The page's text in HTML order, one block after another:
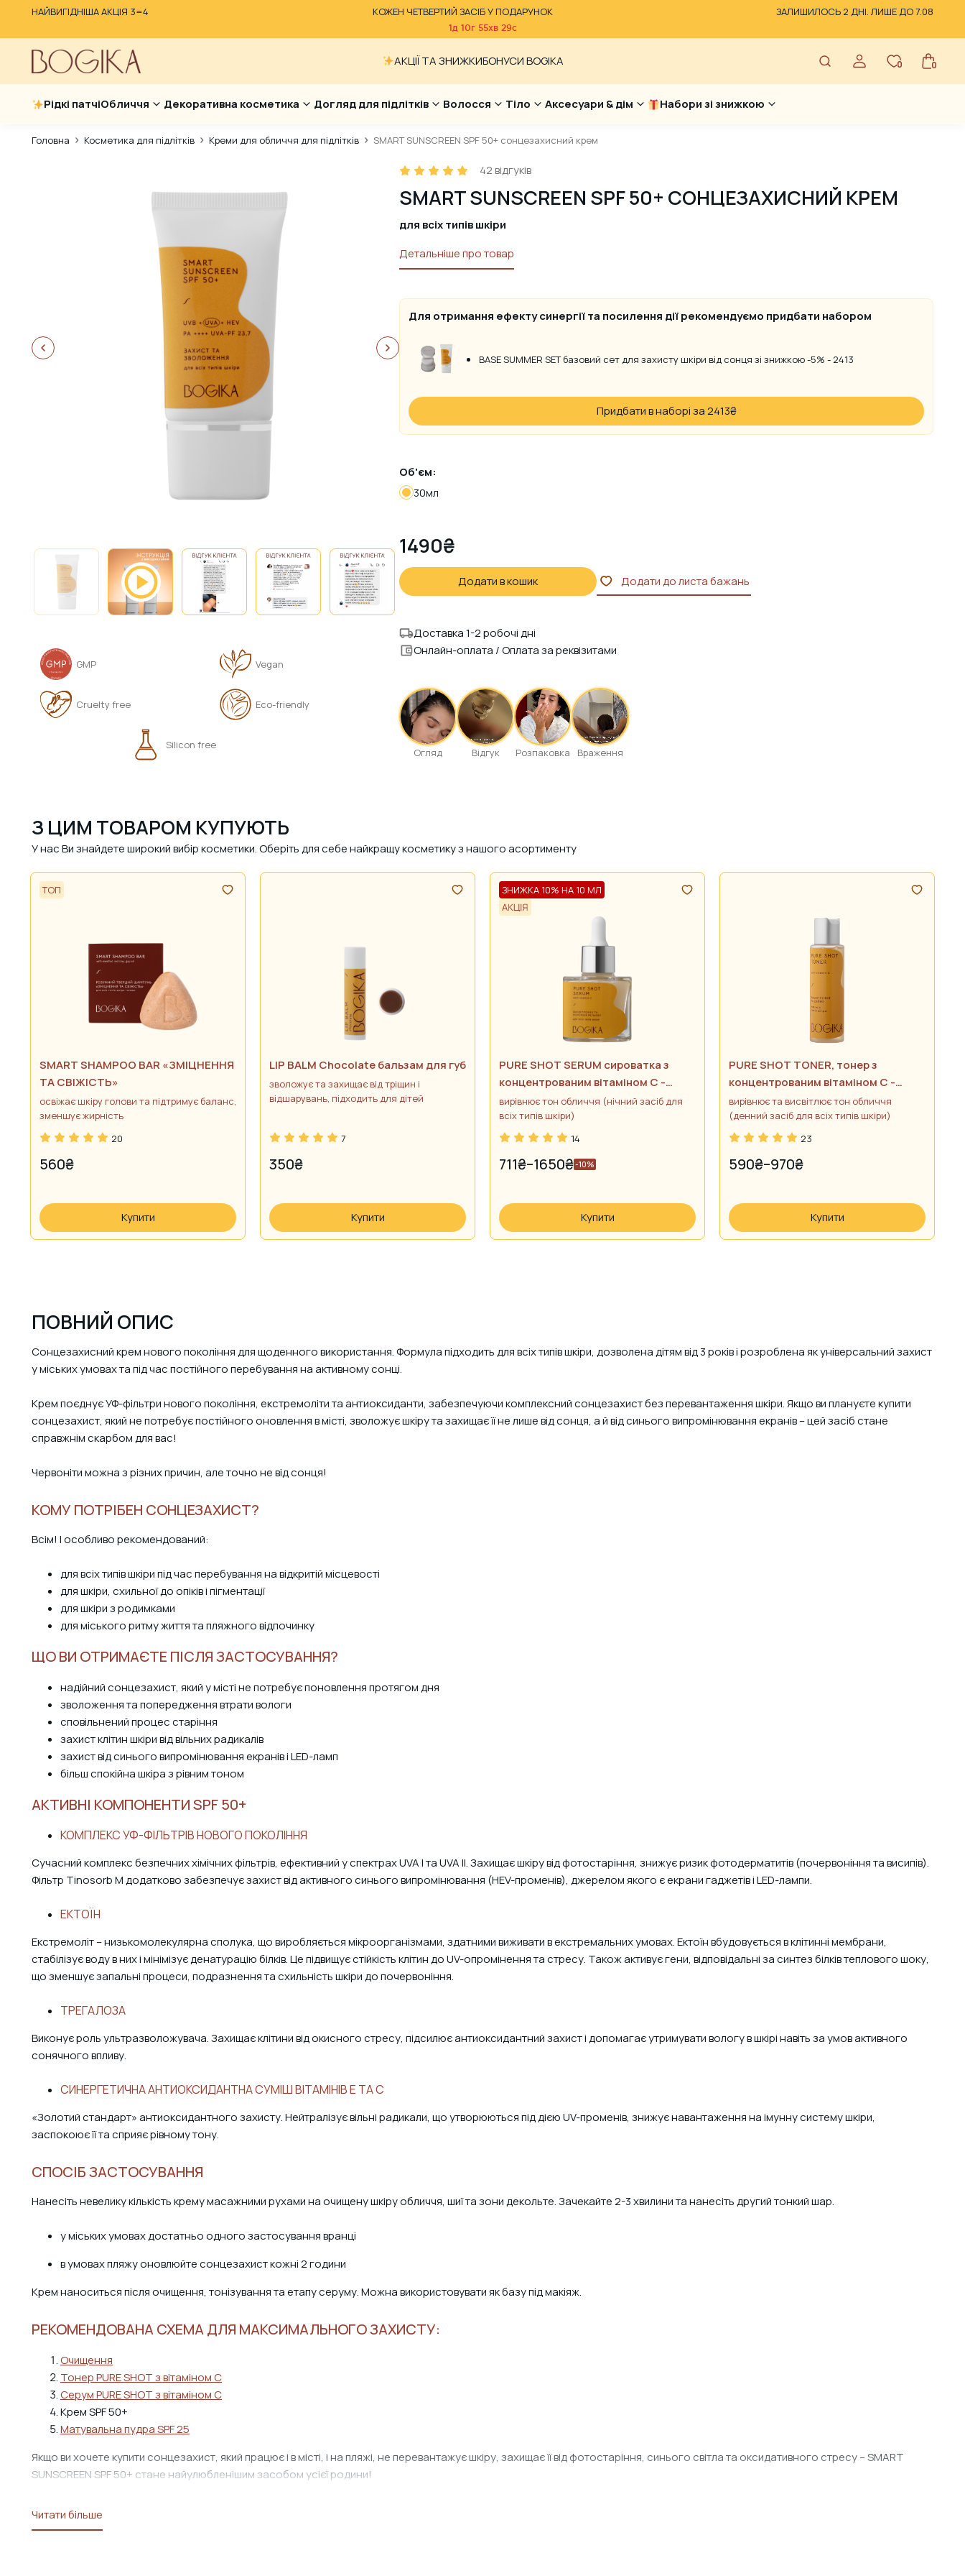
НАЙВИГІДНІША АКЦІЯ 3=4 КОЖЕН ЧЕТВЕРТИЙ ЗАСІБ У ПОДАРУНОК ЗАЛИШИЛОСЬ 2 ДНІ. ЛИШЕ ДО 7.08
1д 10г 55хв 28с
АКЦІЇ ТА ЗНИЖКИБОНУСИ BOGIKA 0 0
Рідкі патчіОбличчя Декоративна косметика Догляд для підлітків Волосся Тіло Аксесуари & дім Набори зі знижкою
Головна Косметика для підлітків Креми для обличчя для підлітків SMART SUNSCREEN SPF 50+ сонцезахисний крем
GMP Vegan
Cruelty free Eco-friendly
Silicon free
42відгуків
SMART SUNSCREEN SPF 50+ СОНЦЕЗАХИСНИЙ КРЕМ
для всіх типів шкіри
Детальніше про товар
Для отримання ефекту синергії та посилення дії рекомендуємо придбати набором
BASE SUMMER SET базовий сет для захисту шкіри від сонця зі знижкою -5% - 2413
Придбати в наборі за 2413₴
Об'єм:
30мл
1490₴
Додати в кошик Додати до листа бажань
Доставка 1-2 робочі дні
Онлайн-оплата / Оплата за реквізитами
Огляд Відгук Розпаковка Враження
З ЦИМ ТОВАРОМ КУПУЮТЬ
У нас Ви знайдете широкий вибір косметики. Оберіть для себе найкращу косметику з нашого асортименту
ТОП
SMART SHAMPOO BAR «ЗМІЦНЕННЯ
ТА СВІЖІСТЬ»
освіжає шкіру голови та підтримує баланс,
зменшує жирність
20
560₴
Купити
LIP BALM Chocolate бальзам для губ
зволожує та захищає від тріщин і
відшарувань, підходить для дітей
7
350₴
Купити
ЗНИЖКА 10% НА 10 МЛ
PURE SHOT SERUM сироватка з
концентрованим вітаміном С -
висвітлення та корекція рельєфу
вирівнює тон обличчя (нічний засіб для
всіх типів шкіри)
14
711₴–1650₴
PRICE
711₴
THROUGH
-10%
Купити
PURE SHOT TONER, тонер з
концентрованим вітаміном С -
висвітлення та сяйво
вирівнює та висвітлює тон обличчя
(денний засіб для всіх типів шкіри)
23
590₴–970₴
PRICE
590₴
THROUGH
Купити
ПОВНИЙ ОПИС
Сонцезахисний крем нового покоління для щоденного використання. Формула підходить для всіх типів шкіри, дозволена дітям від 3 років і розроблена як універсальний захист
у міських умовах та під час постійного перебування на активному сонці.
Крем поєднує УФ-фільтри нового покоління, екстремоліти та антиоксиданти, забезпечуючи комплексний сонцезахист без перевантаження шкіри. Якщо ви плануєте купити
сонцезахист, який не потребує постійного оновлення в місті, зволожує шкіру та захищає її не лише від сонця, а й від синього випромінювання екранів – цей засіб стане
справжнім скарбом для вас!
Червоніти можна з різних причин, але точно не від сонця!
КОМУ ПОТРІБЕН СОНЦЕЗАХИСТ?
Всім! І особливо рекомендований:
для всіх типів шкіри під час перебування на відкритій місцевості
для шкіри, схильної до опіків і пігментації
для шкіри з родимками
для міського ритму життя та пляжного відпочинку
ЩО ВИ ОТРИМАЄТЕ ПІСЛЯ ЗАСТОСУВАННЯ?
надійний сонцезахист, який у місті не потребує поновлення протягом дня
зволоження та попередження втрати вологи
сповільнений процес старіння
захист клітин шкіри від вільних радикалів
захист від синього випромінювання екранів і LED-ламп
більш спокійна шкіра з рівним тоном
АКТИВНІ КОМПОНЕНТИ SPF 50+
КОМПЛЕКС УФ-ФІЛЬТРІВ НОВОГО ПОКОЛІННЯ
Сучасний комплекс безпечних хімічних фільтрів, ефективний у спектрах UVA I та UVA II. Захищає шкіру від фотостаріння, знижує ризик фотодерматитів (почервоніння та висипів).
Фільтр Tinosorb M додатково забезпечує захист від активного синього випромінювання (HEV-променів), джерелом якого є екрани гаджетів і LED-лампи.
ЕКТОЇН
Екстремоліт – низькомолекулярна сполука, що виробляється мікроорганізмами, здатними виживати в екстремальних умовах. Ектоїн вбудовується в клітинні мембрани,
стабілізує воду в них і мінімізує денатурацію білків. Це підвищує стійкість клітин до UV-опромінення та стресу. Також активує гени, відповідальні за синтез білків теплового шоку,
що зменшує запальні процеси, подразнення та схильність шкіри до почервоніння.
ТРЕГАЛОЗА
Виконує роль ультразволожувача. Захищає клітини від окисного стресу, підсилює антиоксидантний захист і допомагає утримувати вологу в шкірі навіть за умов активного
сонячного впливу.
СИНЕРГЕТИЧНА АНТИОКСИДАНТНА СУМІШ ВІТАМІНІВ Е ТА С
«Золотий стандарт» антиоксидантного захисту. Нейтралізує вільні радикали, що утворюються під дією UV-променів, знижує навантаження на імунну систему шкіри,
заспокоює її та сприяє рівному тону.
СПОСІБ ЗАСТОСУВАННЯ
Нанесіть невелику кількість крему масажними рухами на очищену шкіру обличчя, шиї та зони декольте. Зачекайте 2-3 хвилини та нанесіть другий тонкий шар.
у міських умовах достатньо одного застосування вранці
в умовах пляжу оновлюйте сонцезахист кожні 2 години
Крем наноситься після очищення, тонізування та етапу серуму. Можна використовувати як базу під макіяж.
РЕКОМЕНДОВАНА СХЕМА ДЛЯ МАКСИМАЛЬНОГО ЗАХИСТУ:
Очищення
Тонер PURE SHOT з вітаміном С
Серум PURE SHOT з вітаміном С
Крем SPF 50+
Матувальна пудра SPF 25
Якщо ви хочете купити сонцезахист, який працює і в місті, і на пляжі, не перевантажує шкіру, захищає її від фотостаріння, синього світла та оксидативного стресу – SMART
SUNSCREEN SPF 50+ стане найулюбленішим засобом усієї родини!
Читати більше